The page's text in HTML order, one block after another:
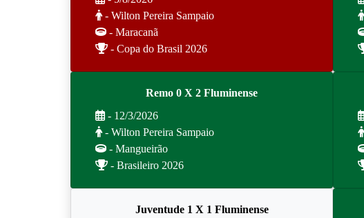
- Wilton Pereira Sampaio
- Maracanã
- Copa do Brasil 2026
Remo 0 X 2 Fluminense
- 12/3/2026
- Wilton Pereira Sampaio
- Mangueirão
- Brasileiro 2026
Juventude 1 X 1 Fluminense